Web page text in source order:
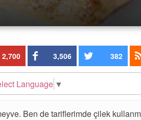
2,700 3,506 382
Language ▼
Ben de tariflerimde çilek